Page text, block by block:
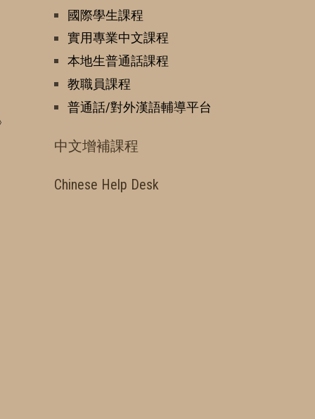
國際學生課程
實用專業中文課程
本地生普通話課程
教職員課程
普通話/對外漢語輔導平台
中文增補課程
Chinese Help Desk